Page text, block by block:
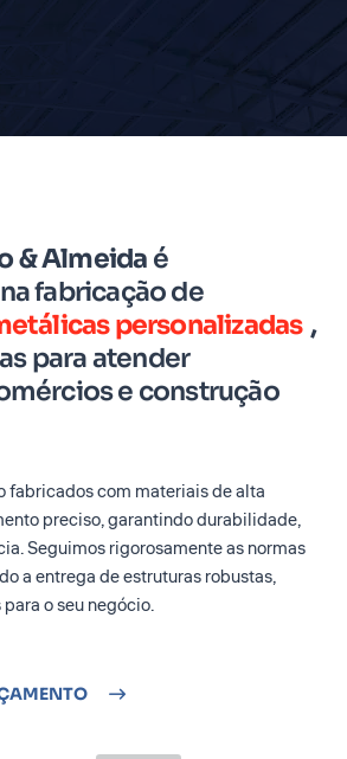
& Almeida é
fabricação de
personalizadas ,
para atender
e construção
fabricados com materiais de alta
preciso, garantindo durabilidade,
Seguimos rigorosamente as normas
a entrega de estruturas robustas,
o seu negócio.